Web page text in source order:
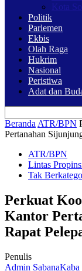
Kota
Politik
Parlemen
Ekbis
Olah Raga
Hukrim
Nasional
Peristiwa
Adat dan
Beranda ATR/BPN
Pertanahan
ATR/BPN
Lintas
Tak
Perkuat
Kantor
Rapat
Penulis
Admin SabanaKaba